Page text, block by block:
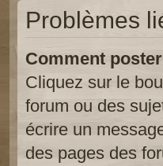
Problèmes
Comment
Cliquez sur le
forum ou des
écrire un
des pages des